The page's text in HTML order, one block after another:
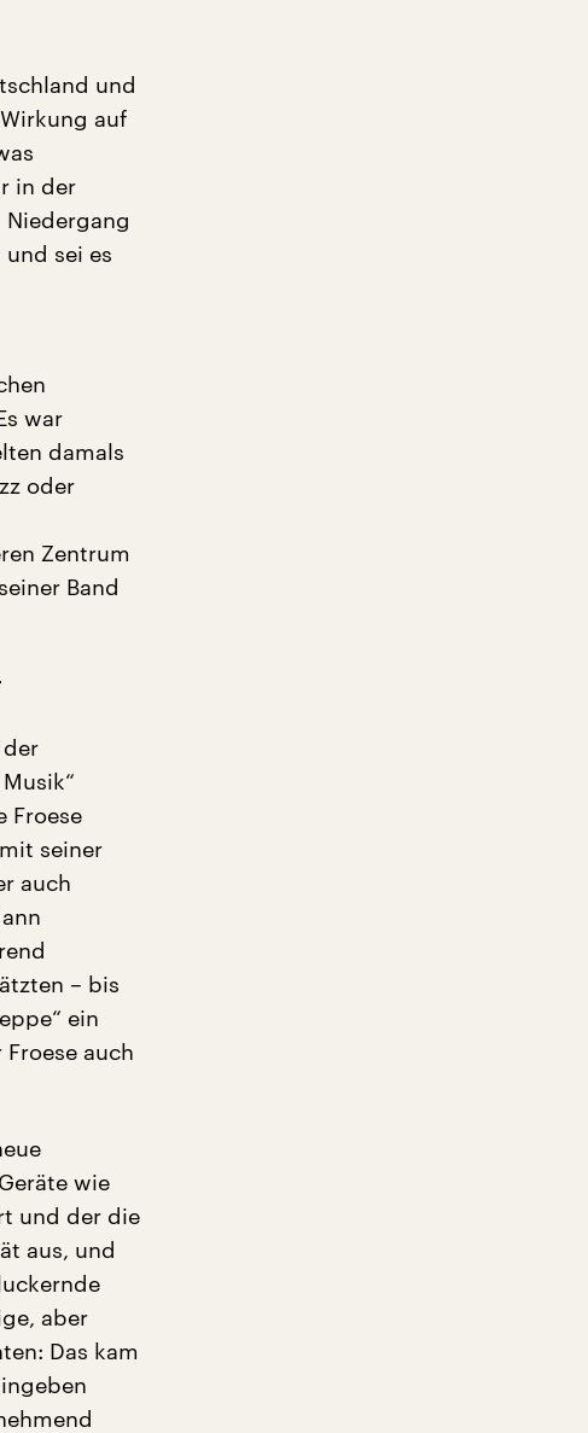
und
auf
in der
Niedergang
sei es
war
damals
oder
Zentrum
Band
Froese
seiner
auch
– bis
ein
auch
wie
und der die
aus, und
aber
Das kam